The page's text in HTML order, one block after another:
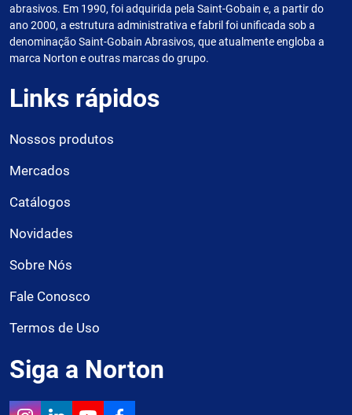
abrasivos. Em 1990, foi adquirida pela Saint-Gobain e, a partir do
ano 2000, a estrutura administrativa e fabril foi unificada sob a
denominação Saint-Gobain Abrasivos, que atualmente engloba a
marca Norton e outras marcas do grupo.
Links rápidos
Nossos produtos
Mercados
Catálogos
Novidades
Sobre Nós
Fale Conosco
Termos de Uso
Siga a Norton